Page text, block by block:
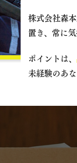
株式会社森
置き、常に
ポイントは、
未経験のあ